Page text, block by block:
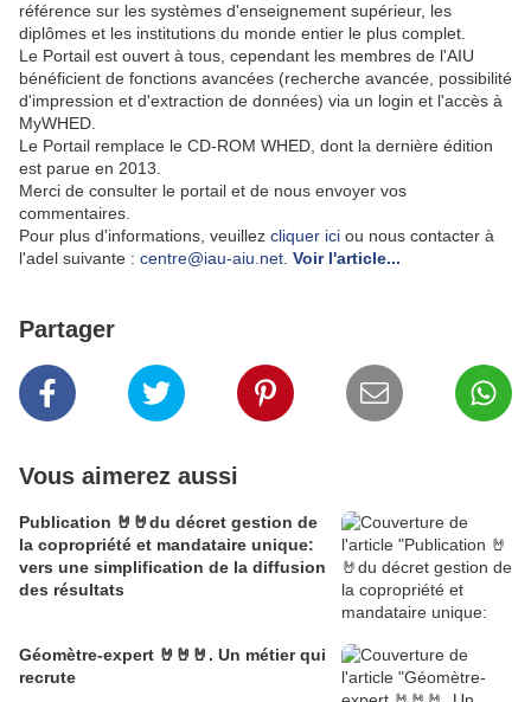
référence sur les systèmes d'enseignement supérieur, les
diplômes et les institutions du monde entier le plus complet.
Le Portail est ouvert à tous, cependant les membres de l'AIU
bénéficient de fonctions avancées (recherche avancée, possibilité
d'impression et d'extraction de données) via un login et l'accès à
MyWHED.
Le Portail remplace le CD-ROM WHED, dont la dernière édition
est parue en 2013.
Merci de consulter le portail et de nous envoyer vos
commentaires.
Pour plus d'informations, veuillez cliquer ici ou nous contacter à
l'adel suivante : centre@iau-aiu.net Voir l'article...
Partager
Vous aimerez aussi
Publication 🤘🤘du décret gestion de
la copropriété et mandataire unique:
vers une simplification de la diffusion
des résultats
Géomètre-expert 🤘🤘🤘. Un métier qui
recrute